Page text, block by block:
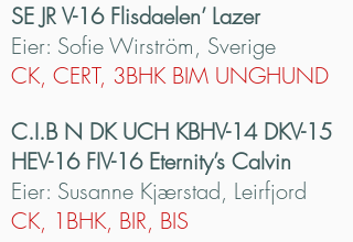
SE JR V-16 Flisdaelen’ Lazer
Eier: Sofie Wirström, Sverige
CK, CERT, 3BHK BIM UNGHUND
C.I.B N DK UCH KBHV-14 DKV-15
HEV-16 FIV-16 Eternity’s Calvin
Eier: Susanne Kjærstad, Leirfjord
CK, 1BHK, BIR, BIS